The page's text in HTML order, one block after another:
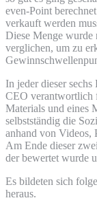
even-Point
verkauft werden
Diese Menge wurde
verglichen, um zu
In jeder dieser
CEO verantwortlich
Materials und eines
selbstständig die
anhand von Videos,
Am Ende dieser
der bewertet wurde
Es bildeten sich
heraus.